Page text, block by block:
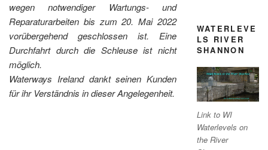
wegen notwendiger Wartungs- und
Reparaturarbeiten bis zum 20. Mai 2022
vorübergehend geschlossen ist. Eine
Durchfahrt durch die Schleuse ist nicht
möglich.
Waterways Ireland dankt seinen Kunden
für ihr Verständnis in dieser Angelegenheit.
WATERLEVE
LS RIVER
SHANNON
Link to WI
Waterlevels on
the River